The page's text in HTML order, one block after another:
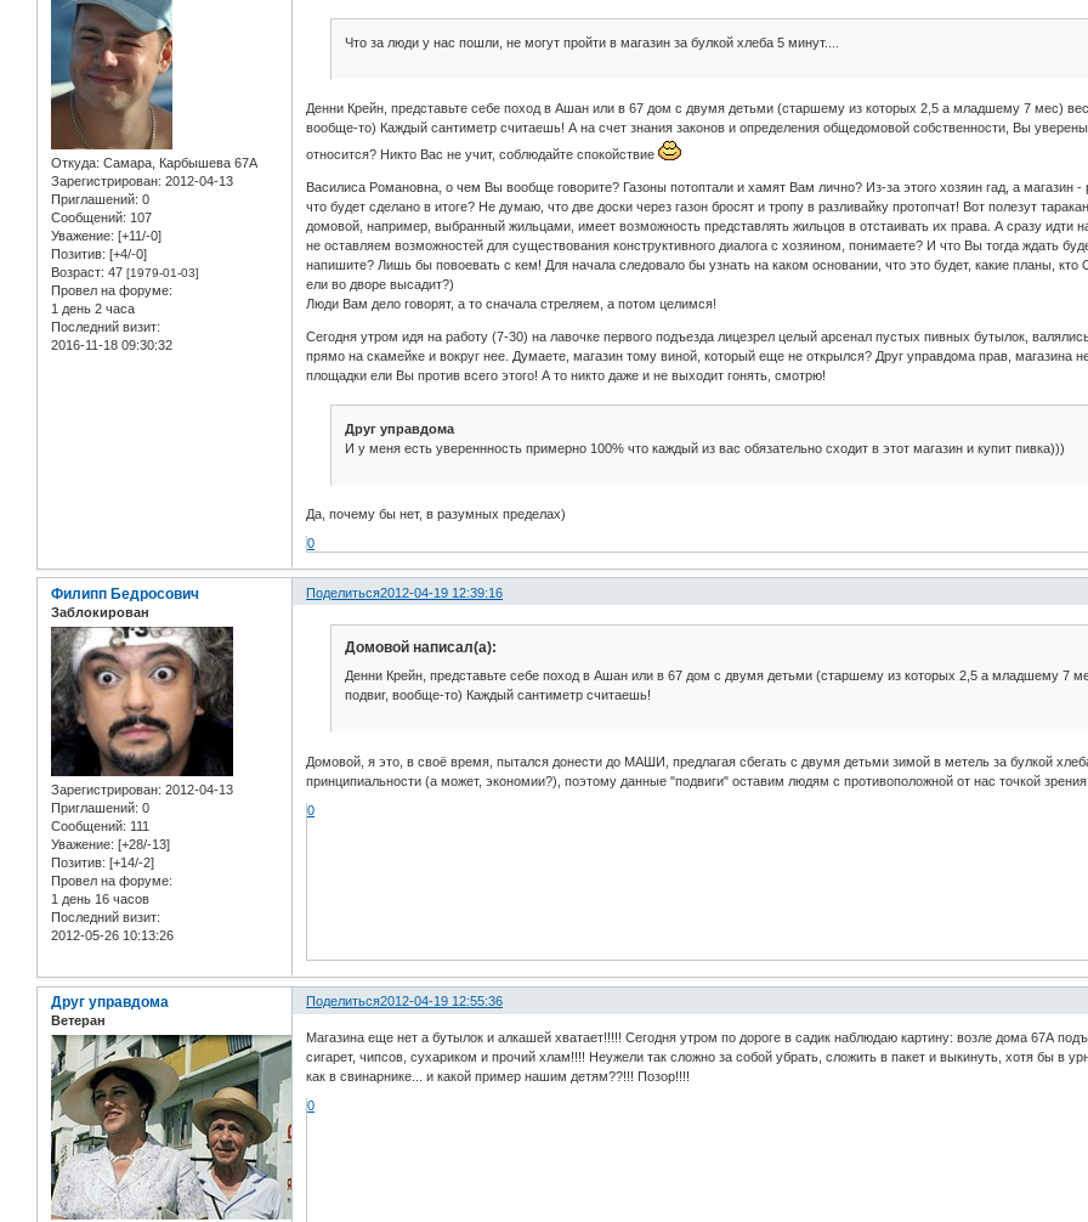
Откуда: Самара, Карбышева 67А
Зарегистрирован: 2012-04-13
Приглашений: 0
Сообщений: 107
Уважение: [+11/-0]
Позитив: [+4/-0]
Возраст: 47 [1979-01-03]
Провел на форуме:
1 день 2 часа
Последний визит:
2016-11-18 09:30:32
Что за люди у нас пошли, не могут пройти в магазин за булкой хлеба 5 минут....
Денни Крейн, представьте себе поход в Ашан или в 67 дом с двумя детьми (старшему из которых 2,5 а младшему 7 мес)
вообще-то) Каждый сантиметр считаешь! А на счет знания законов и определения общедомовой собственности, Вы
относится? Никто Вас не учит, соблюдайте спокойствие
Василиса Романовна, о чем Вы вообще говорите? Газоны потоптали и хамят Вам лично? Из-за этого хозяин гад, а
что будет сделано в итоге? Не думаю, что две доски через газон бросят и тропу в разливайку протопчат! Вот полезут
домовой, например, выбранный жильцами, имеет возможность представлять жильцов в отстаивать их права. А сразу идти
не оставляем возможностей для существования конструктивного диалога с хозяином, понимаете? И что Вы тогда ждать
напишите? Лишь бы повоевать с кем! Для начала следовало бы узнать на каком основании, что это будет, какие
ели во дворе высадит?)
Люди Вам дело говорят, а то сначала стреляем, а потом целимся!
Сегодня утром идя на работу (7-30) на лавочке первого подъезда лицезрел целый арсенал пустых пивных бутылок,
прямо на скамейке и вокруг нее. Думаете, магазин тому виной, который еще не открылся? Друг управдома прав, магазина
площадки ели Вы против всего этого! А то никто даже и не выходит гонять, смотрю!
Друг управдома
И у меня есть увереннность примерно 100% что каждый из вас обязательно сходит в этот магазин и купит пивка)))
Да, почему бы нет, в разумных пределах)
0
Поделиться2012-04-19 12:39:16
Филипп Бедросович
Заблокирован
Зарегистрирован: 2012-04-13
Приглашений: 0
Сообщений: 111
Уважение: [+28/-13]
Позитив: [+14/-2]
Провел на форуме:
1 день 16 часов
Последний визит:
2012-05-26 10:13:26
Домовой написал(а):
Денни Крейн, представьте себе поход в Ашан или в 67 дом с двумя детьми (старшему из которых 2,5 а младшему 7
подвиг, вообще-то) Каждый сантиметр считаешь!
Домовой, я это, в своё время, пытался донести до МАШИ, предлагая сбегать с двумя детьми зимой в метель за булкой
принципиальности (а может, экономии?), поэтому данные "подвиги" оставим людям с противоположной от нас точкой
0
Поделиться2012-04-19 12:55:36
Друг управдома
Ветеран
Магазина еще нет а бутылок и алкашей хватает!!!!! Сегодня утром по дороге в садик наблюдаю картину: возле дома 67А
сигарет, чипсов, сухариком и прочий хлам!!!! Неужели так сложно за собой убрать, сложить в пакет и выкинуть, хотя бы в
как в свинарнике... и какой пример нашим детям??!!! Позор!!!!
0